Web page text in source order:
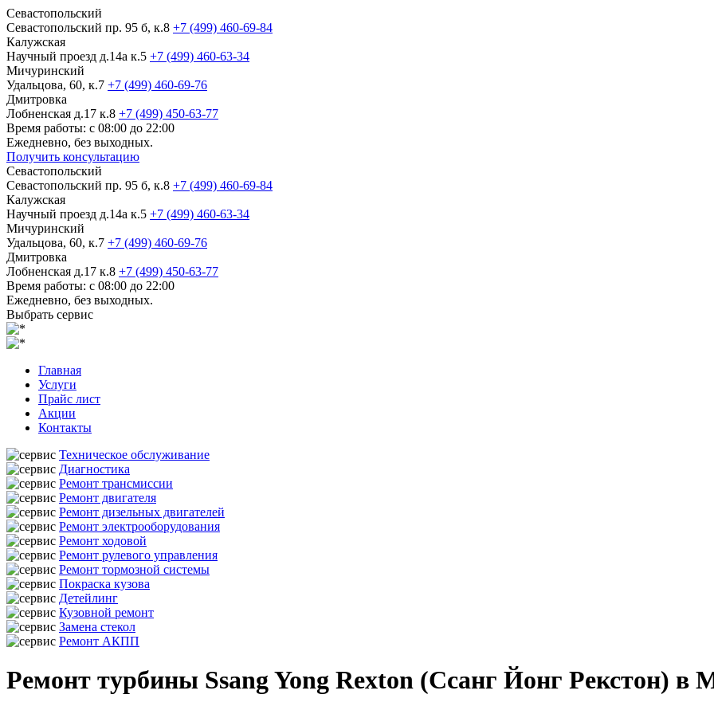
Севастопольский
Севастопольский пр. 95 б, к.8 +7 (499) 460-69-84
Калужская
Научный проезд д.14а к.5 +7 (499) 460-63-34
Мичуринский
Удальцова, 60, к.7 +7 (499) 460-69-76
Дмитровка
Лобненская д.17 к.8 +7 (499) 450-63-77
Время работы: с 08:00 до 22:00
Ежедневно, без выходных.
Получить консультацию
Севастопольский
Севастопольский пр. 95 б, к.8 +7 (499) 460-69-84
Калужская
Научный проезд д.14а к.5 +7 (499) 460-63-34
Мичуринский
Удальцова, 60, к.7 +7 (499) 460-69-76
Дмитровка
Лобненская д.17 к.8 +7 (499) 450-63-77
Время работы: с 08:00 до 22:00
Ежедневно, без выходных.
Выбрать сервис
Главная
Услуги
Прайс лист
Акции
Контакты
Техническое обслуживание
Диагностика
Ремонт трансмиссии
Ремонт двигателя
Ремонт дизельных двигателей
Ремонт электрооборудования
Ремонт ходовой
Ремонт рулевого управления
Ремонт тормозной системы
Покраска кузова
Детейлинг
Кузовной ремонт
Замена стекол
Ремонт АКПП
Ремонт турбины Ssang Yong Rexton (Ссанг Йонг Рекстон) в